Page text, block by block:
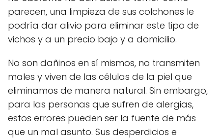
parecen, una limpieza de sus colchones le
podría dar alivio para eliminar este tipo de
vichos y a un precio bajo y a domicilio.
No son dañinos en sí mismos, no transmiten
males y viven de las células de la piel que
eliminamos de manera natural. Sin embargo,
para las personas que sufren de alergias,
estos errores pueden ser la fuente de más
que un mal asunto. Sus desperdicios e